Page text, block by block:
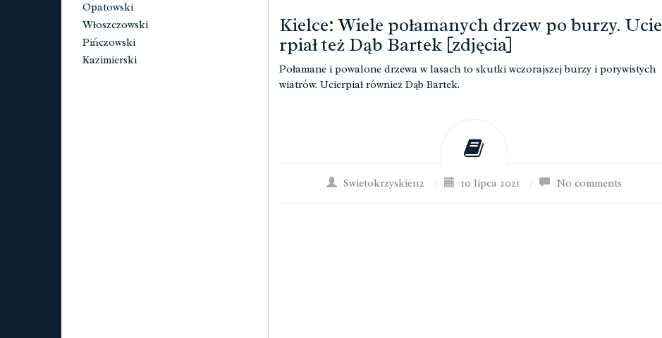
Kielce: Wiele połamanych drzew po burzy. Ucie
rpiał też Dąb Bartek [zdjęcia]
Połamane i powalone drzewa w lasach to skutki wczorajszej burzy i porywistych
wiatrów. Ucierpiał również Dąb Bartek.
Swietokrzyskie112 / 10 lipca 2021 / No comments
Opatowski
Włoszczowski
Pińczowski
Kazimierski